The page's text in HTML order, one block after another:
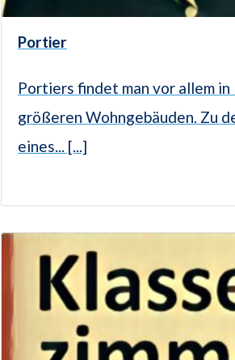
Portier
Portiers findet man vor allem
größeren Wohngebäuden. Zu
eines... [...]